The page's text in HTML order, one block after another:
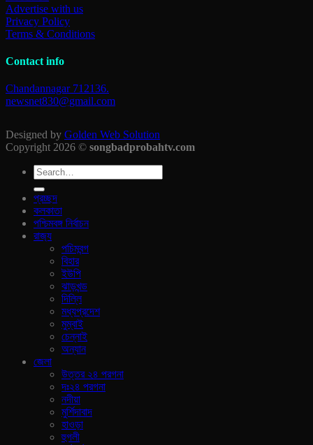
Advertise with us
Privacy Policy
Terms & Conditions
Contact info
Chandannagar 712136.
newsnet830@gmail.com
Designed by Golden Web Solution
Copyright 2026 © songbadprobahtv.com
প্রচ্ছদ
কলকাতা
পশ্চিমবঙ্গ নির্বাচন
রাজ‍্য
পচিমবন্গ
বিহার
ইউপি
ঝাড়খন্ড
দিল্লি
মধ্যপ্রদেশ
মুম্বাই
চেন্নাই
অন্যান
জেলা
উত্তর ২৪ পরগনা
দঃ২৪ পরগনা
নদীয়া
মুর্শিদাবাদ
হাওড়া
হুগলী